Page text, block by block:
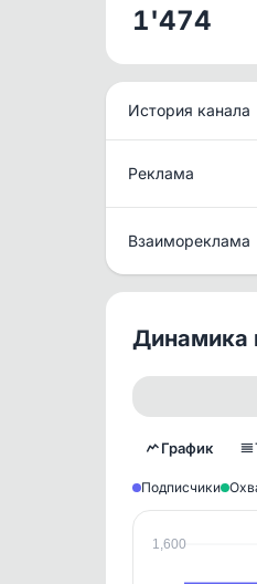
1'474
История канала
Реклама
Взаимореклама
Динамика
График
Подписчики
1,600